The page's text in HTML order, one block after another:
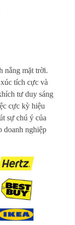
nắng mặt trời.
tích cực và
tư duy sáng
cực kỳ hiệu
sự chú ý của
doanh nghiệp